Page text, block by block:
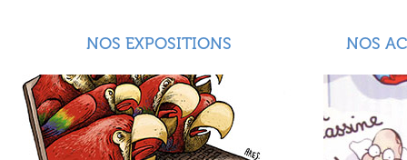
NOS EXPOSITIONS NOS